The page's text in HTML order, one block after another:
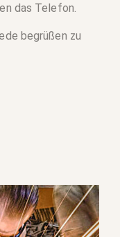
das Telefon.
begrüßen zu